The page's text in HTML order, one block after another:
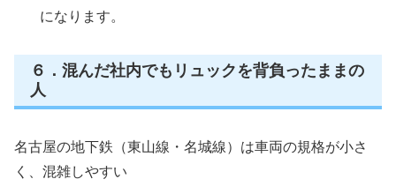
になります。
６．混んだ社内でもリュックを背負ったままの
人
名古屋の地下鉄（東山線・名城線）は車両の規格が小さ
く、混雑しやすい